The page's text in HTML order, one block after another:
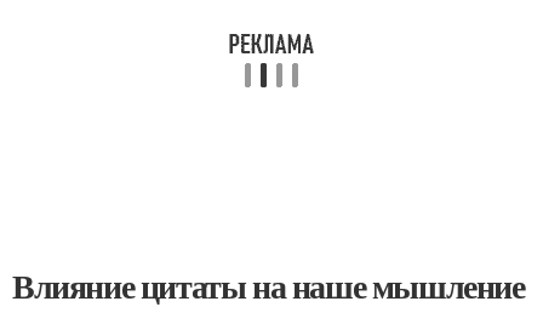
Влияние цитаты на наше мышление